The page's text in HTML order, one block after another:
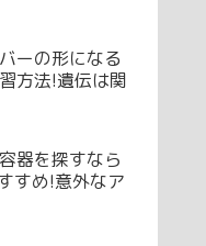
ーの形になる
方法!遺伝は関
器を探すなら
すめ!意外なア